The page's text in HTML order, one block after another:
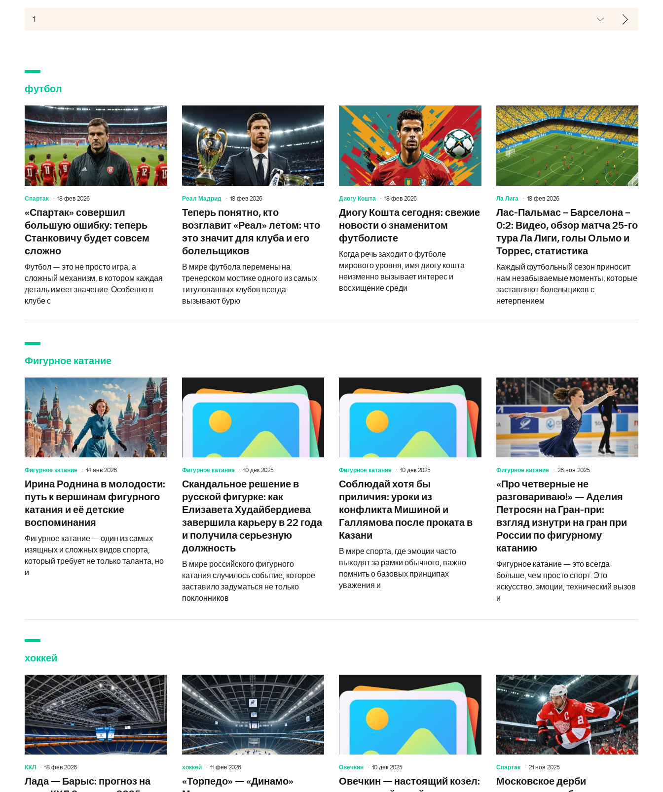
футбол
Спартак 18 фев 2026
«Спартак» совершил
большую ошибку: теперь
Станковичу будет совсем
сложно
Футбол — это не просто игра, а
сложный механизм, в котором каждая
деталь имеет значение. Особенно в
клубе с
«Спартак» совершил большую ошибку: теперь Станковичу будет совсем сложно
Реал Мадрид 18 фев 2026
Теперь понятно, кто
возглавит «Реал» летом: что
это значит для клуба и его
болельщиков
В мире футбола перемены на
тренерском мостике одного из самых
титулованных клубов всегда
вызывают бурю
Теперь понятно, кто возглавит «Реал» летом: что это
Диогу Кошта 18 фев 2026
Диогу Кошта сегодня: свежие
новости о знаменитом
футболисте
Когда речь заходит о футболе
мирового уровня, имя диогу кошта
неизменно вызывает интерес и
восхищение среди
Диогу
Ла Лига 18 фев 2026
Лас-Пальмас – Барселона –
0:2: Видео, обзор матча 25-го
тура Ла Лиги, голы Ольмо и
Торрес, статистика
Каждый футбольный сезон приносит
нам незабываемые моменты, которые
заставляют болельщиков с
нетерпением
Фигурное катание
Фигурное катание 14 янв 2026
Ирина Роднина в молодости:
путь к вершинам фигурного
катания и её детские
воспоминания
Фигурное катание — один из самых
изящных и сложных видов спорта,
который требует не только таланта, но
и
Ирина Роднина в молодости: путь к вершинам фигурного катания и её детские воспоминания
Фигурное катание 10 дек 2025
Скандальное решение в
русской фигурке: как
Елизавета Худайбердиева
завершила карьеру в 22 года
и получила серьезную
должность
В мире российского фигурного
катания случилось событие, которое
заставило задуматься не только
поклонников
Скандальное решение в русской фигурке: как
Фигурное катание 10 дек 2025
Соблюдай хотя бы
приличия: уроки из
конфликта Мишиной и
Галлямова после проката в
Казани
В мире спорта, где эмоции часто
выходят за рамки обычного, важно
помнить о базовых принципах
уважения и
Соблюдай
Фигурное катание 26 ноя 2025
«Про четверные не
разговариваю!» — Аделия
Петросян на Гран-при:
взгляд изнутри на гран при
России по фигурному
катанию
Фигурное катание — это всегда
больше, чем просто спорт. Это
искусство, эмоции, технический вызов
и
хоккей
КХЛ 18 фев 2026
Лада — Барыс: прогноз на
Лада — Барыс: прогноз на матч КХЛ 9 января 2025, где смотреть трансляцию онлайн бесплатно,
хоккей 11 фев 2026
«Торпедо» — «Динамо»
«Торпедо» — «Динамо» Минск: прогноз на игру в
Овечкин 10 дек 2025
Овечкин — настоящий козел:
Овечкин —
Спартак 21 ноя 2025
Московское дерби